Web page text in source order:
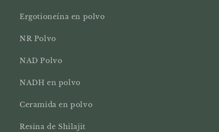
Ergotioneína en polvo
NR Polvo
NAD Polvo
NADH en polvo
Ceramida en polvo
Resina de Shilajit